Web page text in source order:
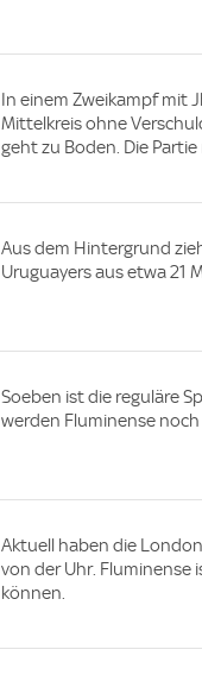
In einem Zweikampf mit
Mittelkreis ohne
geht zu Boden. Die
Aus dem Hintergrund
Uruguayers aus etwa 21
Soeben ist die reguläre
werden Fluminense
Aktuell haben die
von der Uhr. Fluminense
können.